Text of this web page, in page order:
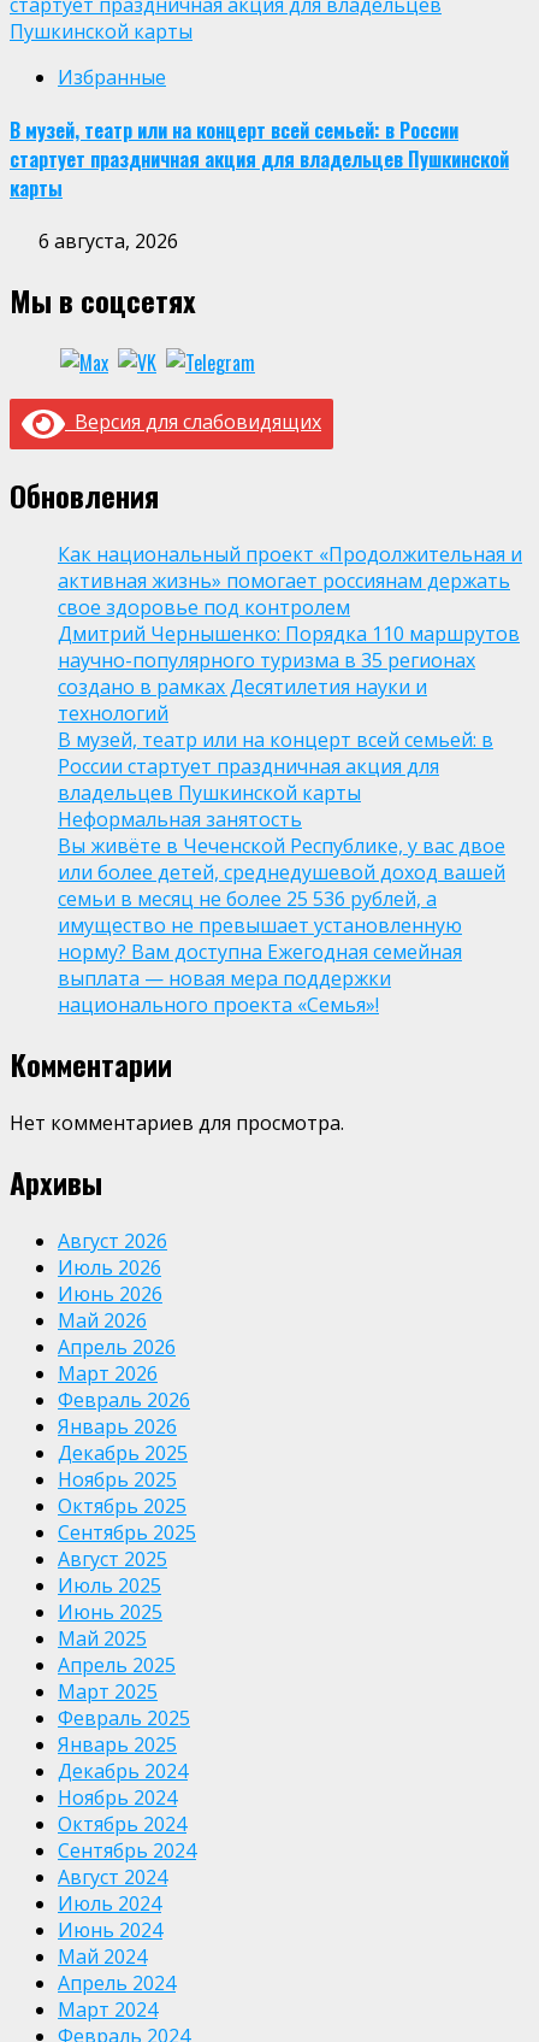
Пушкинской карты
Избранные
В музей, театр или на концерт всей семьей: в России
стартует праздничная акция для владельцев Пушкинской
карты
6 августа, 2026
Мы в соцсетях
Версия для слабовидящих
Обновления
Как национальный проект «Продолжительная и
активная жизнь» помогает россиянам держать
свое здоровье под контролем
Дмитрий Чернышенко: Порядка 110 маршрутов
научно-популярного туризма в 35 регионах
создано в рамках Десятилетия науки и
технологий
В музей, театр или на концерт всей семьей: в
России стартует праздничная акция для
владельцев Пушкинской карты
Неформальная занятость
Вы живёте в Чеченской Республике, у вас двое
или более детей, среднедушевой доход вашей
семьи в месяц не более 25 536 рублей, а
имущество не превышает установленную
норму? Вам доступна Ежегодная семейная
выплата — новая мера поддержки
национального проекта «Семья»!
Комментарии
Нет комментариев для просмотра.
Архивы
Август 2026
Июль 2026
Июнь 2026
Май 2026
Апрель 2026
Март 2026
Февраль 2026
Январь 2026
Декабрь 2025
Ноябрь 2025
Октябрь 2025
Сентябрь 2025
Август 2025
Июль 2025
Июнь 2025
Май 2025
Апрель 2025
Март 2025
Февраль 2025
Январь 2025
Декабрь 2024
Ноябрь 2024
Октябрь 2024
Сентябрь 2024
Август 2024
Июль 2024
Июнь 2024
Май 2024
Апрель 2024
Март 2024
Февраль 2024